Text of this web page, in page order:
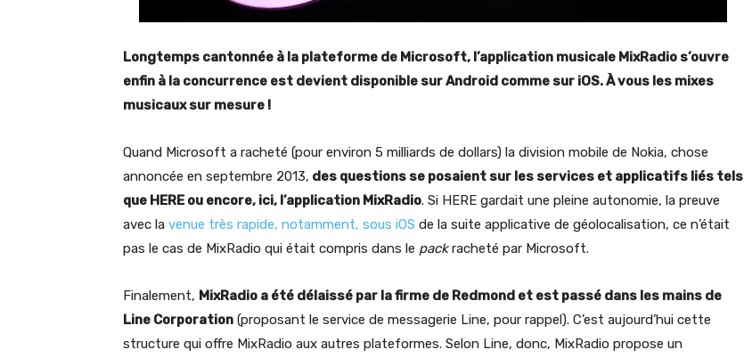
Longtemps cantonnée à la plateforme de Microsoft, l’application musicale MixRadio s’ouvre
enfin à la concurrence est devient disponible sur Android comme sur iOS. À vous les mixes
musicaux sur mesure !
Quand Microsoft a racheté (pour environ 5 milliards de dollars) la division mobile de Nokia, chose
annoncée en septembre 2013, des questions se posaient sur les services et applicatifs liés tels
que HERE ou encore, ici, l’application MixRadio. Si HERE gardait une pleine autonomie, la preuve
avec la venue très rapide, notamment, sous iOS de la suite applicative de géolocalisation, ce n’était
pas le cas de MixRadio qui était compris dans le packracheté par Microsoft.
Finalement, MixRadio a été délaissé par la firme de Redmond et est passé dans les mains de
Line Corporation (proposant le service de messagerie Line, pour rappel). C’est aujourd’hui cette
structure qui offre MixRadio aux autres plateformes. Selon Line, donc, MixRadio propose un